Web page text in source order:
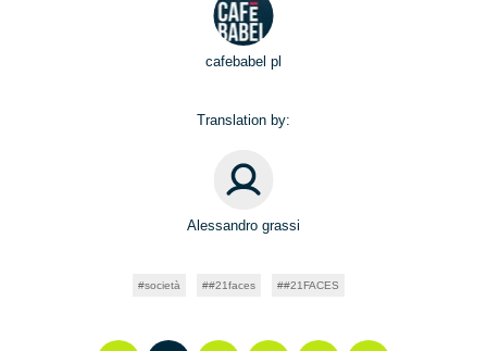
cafebabel pl
Translation by:
Alessandro grassi
società #21faces #21FACES